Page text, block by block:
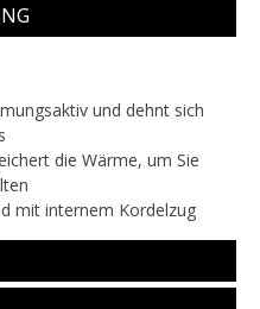
und dehnt sich
die Wärme, um Sie
mit internem Kordelzug